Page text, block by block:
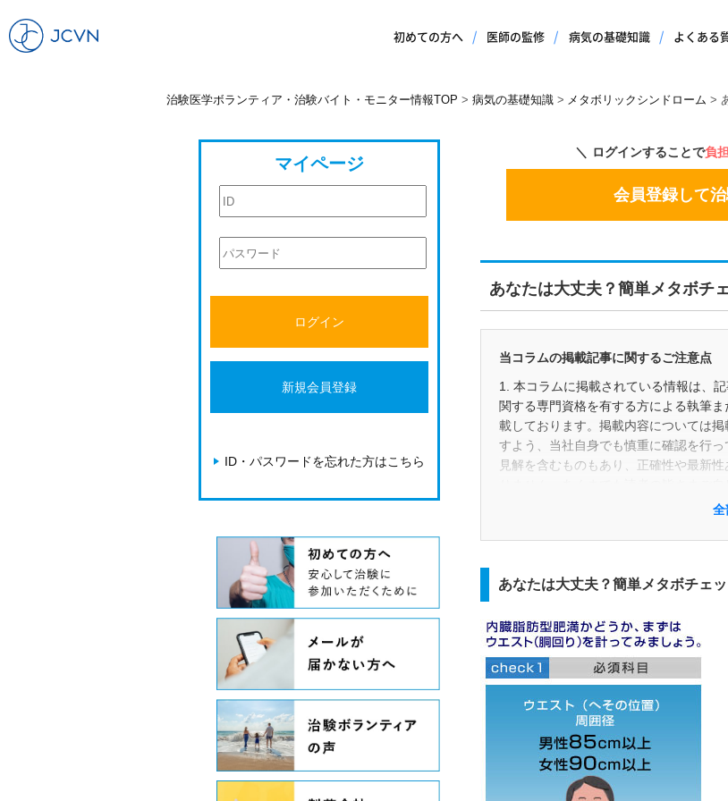
初めての方へ 医師の監修 病気の基礎知識 よくある
治験医学ボランティア・治験バイト・モニター情報TOP 病気の基礎知識 メタボリックシンドローム
ログインすることで負
会員登録して
あなたは大丈夫？簡単メタボチ
当コラムの掲載記事に関するご注意点
1. 本コラムに掲載されている情報は、
関する専門資格を有する方による執筆
載しております。掲載内容については
すよう、当社自身でも慎重に確認を行
見解を含むものもあり、正確性や最新
ださい。また、掲載後の状況変化等に
の主な眼目は「商品」ではなく「成分
目的とした報酬などの対価を受け取って
3. 本コラムに記載されている商品名や
に帰属する商標または登録商標です。
4. 前述の内容に関連して、読者の皆さ
でも、当社はその一切について責任を負
5. 本コラムに関する個別のお問合せに
記載があった場合はご指摘のご連絡を頂
全
あなたは大丈夫？簡単メタボチェッ
マイページ
ログイン
新規会員登録
ID・パスワードを忘れた方はこちら